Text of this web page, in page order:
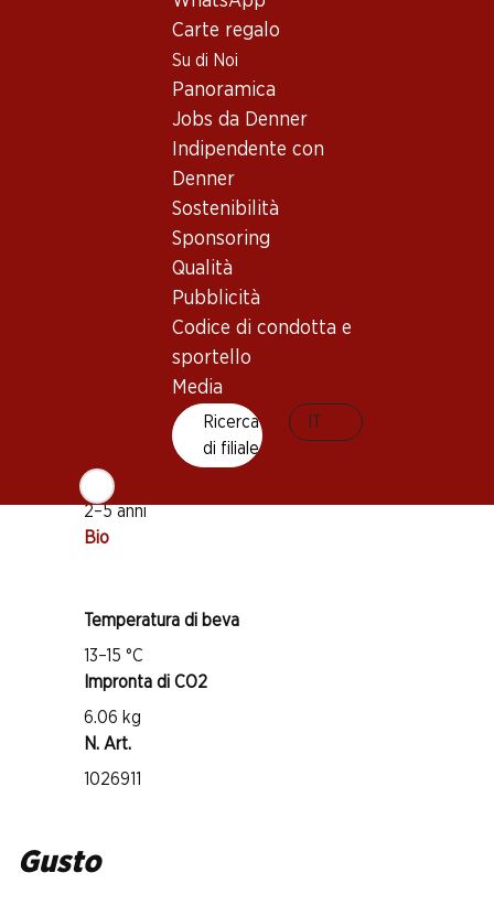
Carte regalo
Su di Noi
Panoramica
Jobs da Denner
Indipendente con
Denner
Sostenibilità
Sponsoring
Qualità
Pubblicità
Codice di condotta e
sportello
Media
Ricerca
di filiale
Buono a sapersi
Maturità di beva
2–5 anni
Bio
Temperatura di beva
13–15 °C
Impronta di CO2
6.06 kg
N. Art.
1026911
Gusto